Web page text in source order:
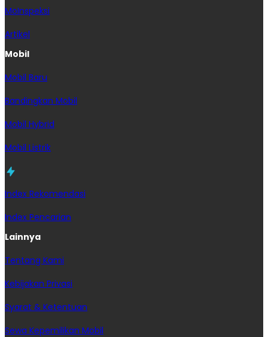
MoInspeksi
Artikel
Mobil
Mobil Baru
Bandingkan Mobil
Mobil Hybrid
Mobil Listrik
Index Rekomendasi
Index Pencarian
Lainnya
Tentang Kami
Kebijakan Privasi
Syarat & Ketentuan
Sewa Kepemilikan Mobil